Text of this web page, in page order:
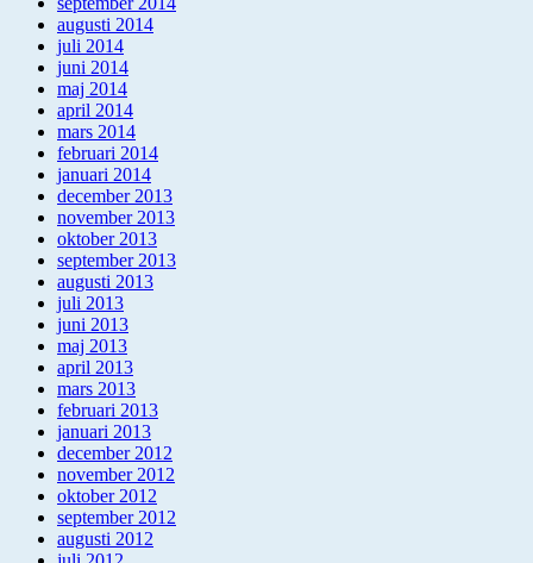
augusti 2014
juli 2014
juni 2014
maj 2014
april 2014
mars 2014
februari 2014
januari 2014
december 2013
november 2013
oktober 2013
september 2013
augusti 2013
juli 2013
juni 2013
maj 2013
april 2013
mars 2013
februari 2013
januari 2013
december 2012
november 2012
oktober 2012
september 2012
augusti 2012